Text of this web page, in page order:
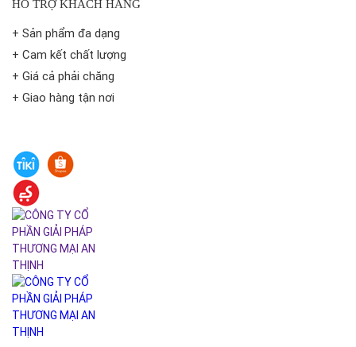
HỖ TRỢ KHÁCH HÀNG
+ Sản phẩm đa dạng
+ Cam kết chất lượng
+ Giá cả phải chăng
+ Giao hàng tận nơi